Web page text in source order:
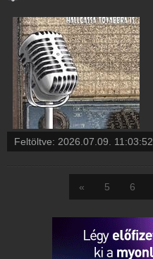
Feltöltve: 2026.07.09. 11:03:52
« 5 6